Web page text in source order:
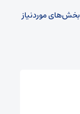
بخش‌های موردنیاز